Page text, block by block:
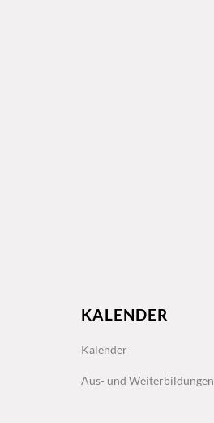
KALENDER
Kalender
Aus- und Weiterbildungen